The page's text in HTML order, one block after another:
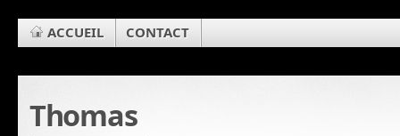
ACCUEIL CONTACT
Thomas